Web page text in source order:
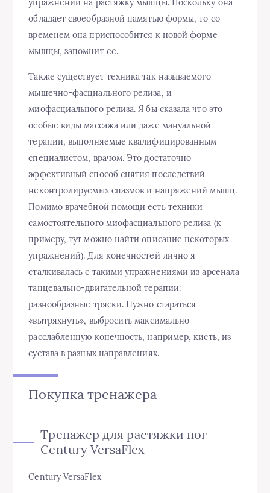
упражнений на растяжку мышцы. Поскольку она
обладает своеобразной памятью формы, то со
временем она приспособится к новой форме
мышцы, запомнит ее.
Также существует техника так называемого
мышечно-фасциального релиза, и
миофасциального релиза. Я бы сказала что это
особые виды массажа или даже мануальной
терапии, выполняемые квалифицированным
специалистом, врачом. Это достаточно
эффективный способ снятия последствий
неконтролируемых спазмов и напряжений мышц.
Помимо врачебной помощи есть техники
самостоятельного миофасциального релиза (к
примеру, тут можно найти описание некоторых
упражнений). Для конечностей лично я
сталкивалась с такими упражнениями из арсенала
танцевально-двигательной терапии:
разнообразные тряски. Нужно стараться
«вытряхнуть», выбросить максимально
расслабленную конечность, например, кисть, из
сустава в разных направлениях.
Покупка тренажера
Тренажер для растяжки ног
Century VersaFlex
Century VersaFlex